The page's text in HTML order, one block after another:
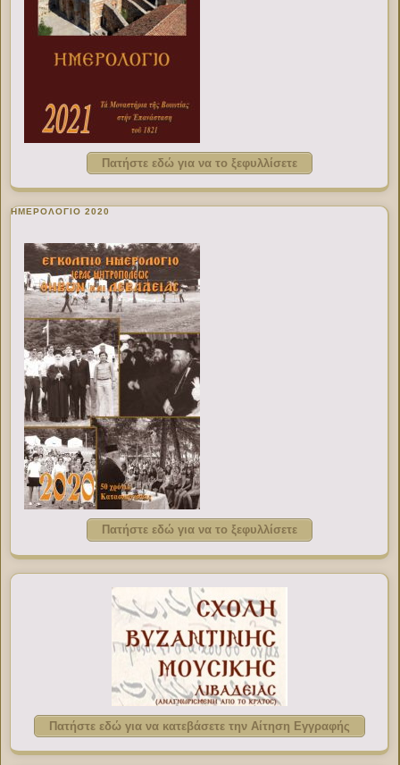
Πατήστε εδώ για να το ξεφυλλίσετε
ΗΜΕΡΟΛΟΓΙΟ 2020
Πατήστε εδώ για να το ξεφυλλίσετε
Πατήστε εδώ για να κατεβάσετε την Αίτηση Εγγραφής